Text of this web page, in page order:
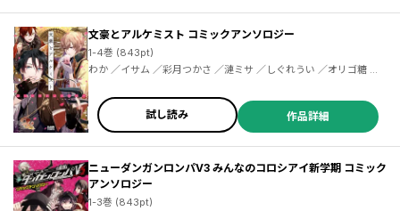
文豪とアルケミスト コミックアンソロジー
1-4巻 (843pt)
わか ／イサム ／彩月つかさ ／漣ミサ ／しぐれうい ／オリゴ糖 ／桂イチホ ／喜来ユウ ／9℃ ／坂下コウ ／永緒ウカ ／藤丘ようこ ／ぶんこ ／無糖党 ／森田夏菜 ／雪矢トモキ ／ララ ／渡空燕丸 ／わらなべ ／秋鹿ユギリ ／衣丘わこ ／ソノムラ ／なま子 ／はみ ／板垣ハコ ／浦稀えんや ／おの秋人 ／茅島環 ／七路ゆうき ／はやせれく ／ｍｏｏ ／ヨネダ ／りりお ／折子ポトス ／こいち ／白梅ナズナ ／関末 ／福嶋ユッカ ／リスノ ／風李たゆ
試し読み 作品詳細
ニューダンガンロンパV3 みんなのコロシアイ新学期 コミック
アンソロジー
1-3巻 (843pt)